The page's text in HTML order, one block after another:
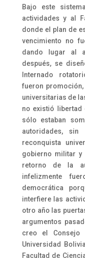
Bajo este
actividades y al
donde el plan de
vencimiento no
dando lugar al
después, se
Internado
fueron
universitarias de
no existió libertad
sólo estaban
autoridades,
reconquista
gobierno militar
retorno de la
infelizmente
democrática
interfiere las
otro año las
argumentos
creo el
Universidad
Facultad de